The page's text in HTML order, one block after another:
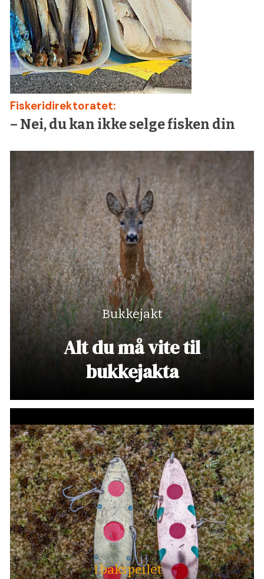
Fiskeridirektoratet:
– Nei, du kan ikke selge fisken din
Bukkejakt
Alt du må vite til
bukkejakta
I bakspeilet